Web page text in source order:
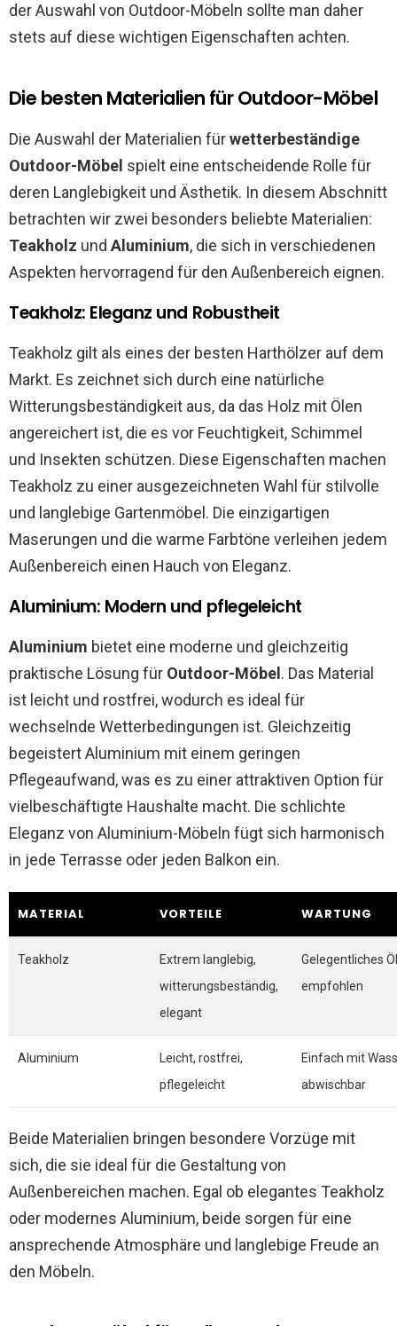
der Auswahl von Outdoor-Möbeln sollte man daher
stets auf diese wichtigen Eigenschaften achten.
Die besten Materialien für Outdoor-Möbel
Die Auswahl der Materialien fürwetterbeständige
Outdoor-Möbel spielt eine entscheidende Rolle für
deren Langlebigkeit und Ästhetik. In diesem Abschnitt
betrachten wir zwei besonders beliebte Materialien:
Teakholz und Aluminium, die sich in verschiedenen
Aspekten hervorragend für den Außenbereich eignen.
Teakholz: Eleganz und Robustheit
Teakholz gilt als eines der besten Harthölzer auf dem
Markt. Es zeichnet sich durch eine natürliche
Witterungsbeständigkeit aus, da das Holz mit Ölen
angereichert ist, die es vor Feuchtigkeit, Schimmel
und Insekten schützen. Diese Eigenschaften machen
Teakholz zu einer ausgezeichneten Wahl für stilvolle
und langlebige Gartenmöbel. Die einzigartigen
Maserungen und die warme Farbtöne verleihen jedem
Außenbereich einen Hauch von Eleganz.
Aluminium: Modern und pflegeleicht
Aluminium bietet eine moderne und gleichzeitig
praktische Lösung für Outdoor-Möbel . Das Material
ist leicht und rostfrei, wodurch es ideal für
wechselnde Wetterbedingungen ist. Gleichzeitig
begeistert Aluminium mit einem geringen
Pflegeaufwand, was es zu einer attraktiven Option für
vielbeschäftigte Haushalte macht. Die schlichte
Eleganz von Aluminium-Möbeln fügt sich harmonisch
in jede Terrasse oder jeden Balkon ein.
MATERIAL VORTEILE WARTUNG
Teakholz
Extrem langlebig,
witterungsbeständig,
elegant
Gelegentliches
empfohlen
Aluminium
Leicht, rostfrei,
pflegeleicht
Einfach mit
abwischbar
Beide Materialien bringen besondere Vorzüge mit
sich, die sie ideal für die Gestaltung von
Außenbereichen machen. Egal ob elegantes Teakholz
oder modernes Aluminium, beide sorgen für eine
ansprechende Atmosphäre und langlebige Freude an
den Möbeln.